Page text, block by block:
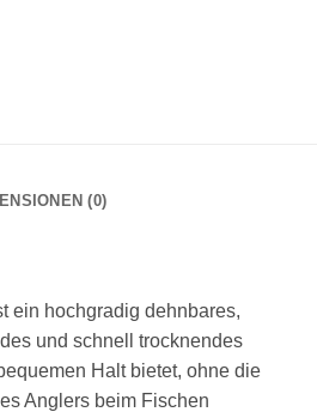
(0)
ein hochgradig dehnbares,
und schnell trocknendes
Halt bietet, ohne die
Anglers beim Fischen